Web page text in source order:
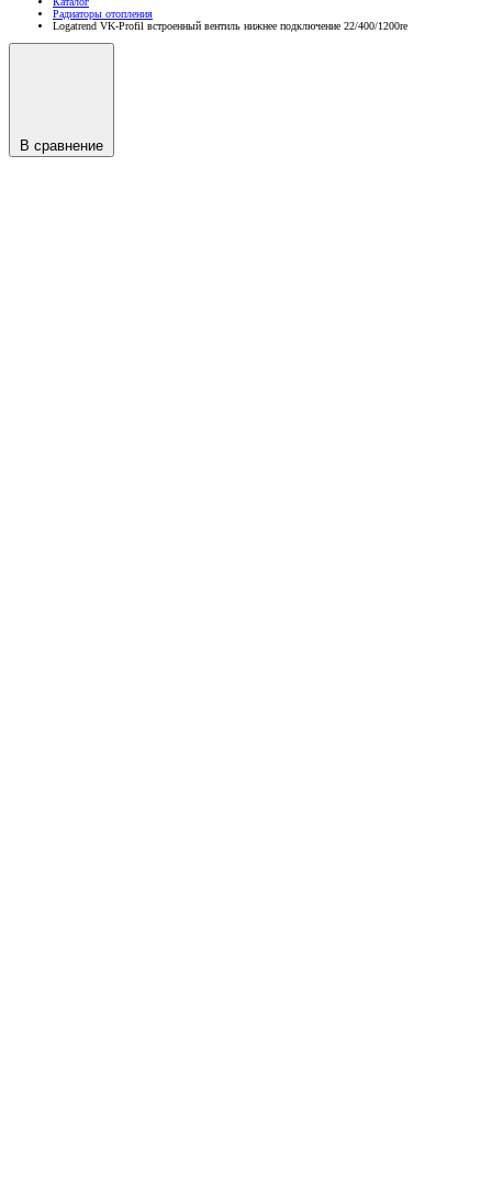
Радиаторы отопления
Logatrend VK-Profil встроенный вентиль нижнее подключение 22/400/1200re
В сравнение